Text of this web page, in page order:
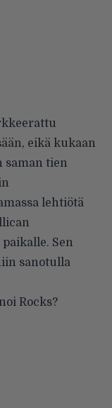
eikä kukaan
saman tien
lehtiötä
Sen
sanotulla
Rocks?